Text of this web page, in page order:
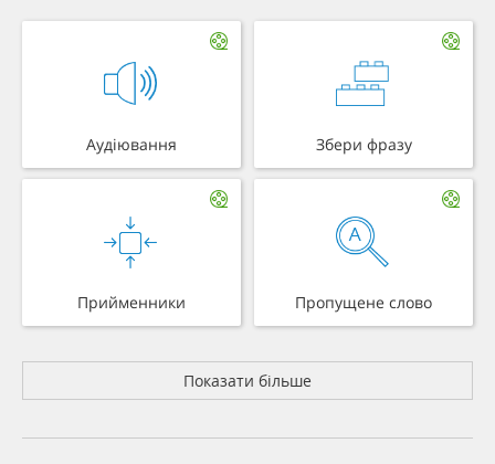
Аудіювання Збери фразу
Прийменники Пропущене слово
Показати більше